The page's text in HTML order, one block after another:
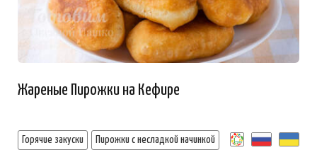
Жареные Пирожки на Кефире
Горячие закуски Пирожки с несладкой начинкой